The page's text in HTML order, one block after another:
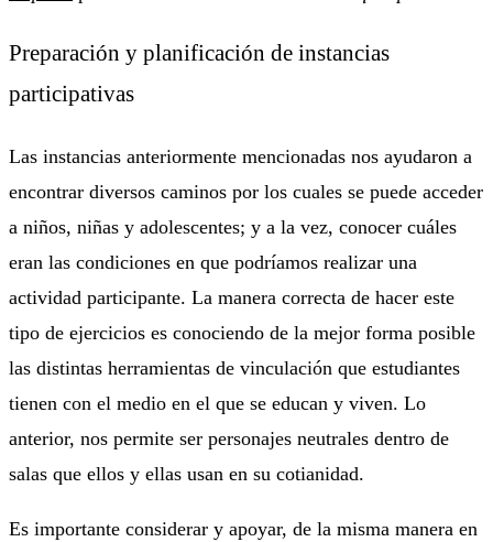
Preparación y planificación de instancias
participativas
Las instancias anteriormente mencionadas nos ayudaron a
encontrar diversos caminos por los cuales se puede acceder
a niños, niñas y adolescentes; y a la vez, conocer cuáles
eran las condiciones en que podríamos realizar una
actividad participante. La manera correcta de hacer este
tipo de ejercicios es conociendo de la mejor forma posible
las distintas herramientas de vinculación que estudiantes
tienen con el medio en el que se educan y viven. Lo
anterior, nos permite ser personajes neutrales dentro de
salas que ellos y ellas usan en su cotianidad.
Es importante considerar y apoyar, de la misma manera en